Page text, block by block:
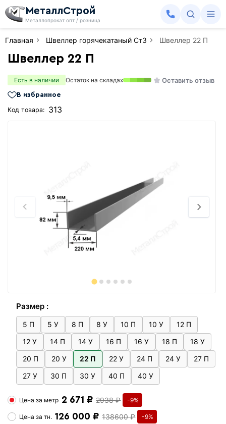
МеталлСтрой
Металлопрокат опт / розница
Главная Швеллер горячекатаный Ст3 Швеллер 22 П
Швеллер 22 П
Есть в наличии Остаток на складах Оставить отзыв
В избранное
Код товара: 313
Размер :
5 П 5 У 8 П 8 У 10 П 10 У
12 П
12 У
14 П 14 У 16 П 16 У 18 П
18 У
20 П
20 У 22 П 22 У 24 П 24 У
27 П
27 У
30 П 30 У 40 П 40 У
Цена за метр 2 671 ₽ 2938 ₽ -9%
Цена затн. 126 000 ₽ 138600 ₽ -9%